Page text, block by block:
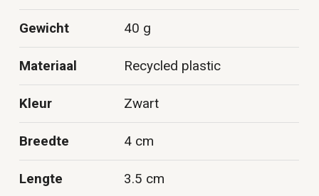
Gewicht 40 g
Materiaal Recycled plastic
Kleur Zwart
Breedte 4 cm
Lengte 3.5 cm